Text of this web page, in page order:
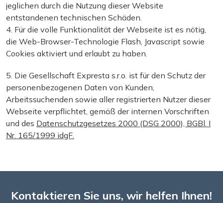
jeglichen durch die Nutzung dieser Website
entstandenen technischen Schäden.
4. Für die volle Funktionalität der Webseite ist es nötig,
die Web-Browser-Technologie Flash, Javascript sowie
Cookies aktiviert und erlaubt zu haben.
5. Die Gesellschaft Expresta s.r.o. ist für den Schutz der
personenbezogenen Daten von Kunden,
Arbeitssuchenden sowie aller registrierten Nutzer dieser
Webseite verpflichtet, gemäß der internen Vorschriften
und des Datenschutzgesetzes 2000 (DSG 2000), BGBl. I
Nr. 165/1999 idgF.
Kontaktieren Sie uns, wir helfen Ihnen!